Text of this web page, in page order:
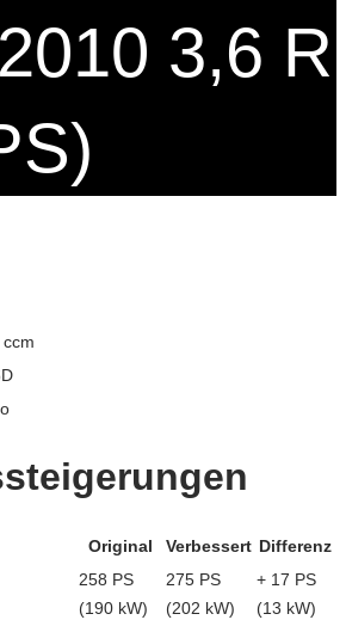
3,6 R
Original Verbessert Differenz
258 PS
(190 kW)
275 PS
(202 kW)
+ 17 PS
(13 kW)